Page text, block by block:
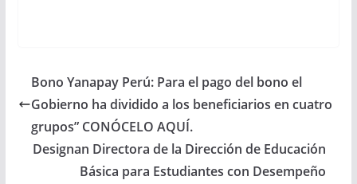
Bono Yanapay Perú: Para el pago del bono el
Gobierno ha dividido a los beneficiarios en cuatro
grupos” CONÓCELO AQUÍ.
Designan Directora de la Dirección de Educación
Básica para Estudiantes con Desempeño